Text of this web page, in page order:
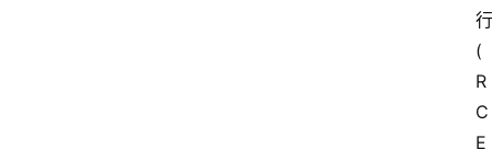
行
(
R
C
E